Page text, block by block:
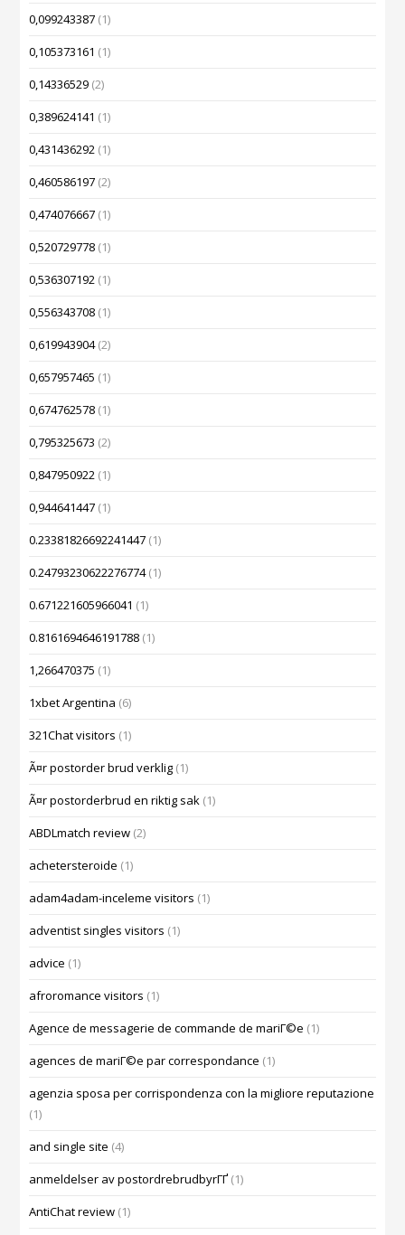
0,099243387 (1)
0,105373161 (1)
0,14336529 (2)
0,389624141 (1)
0,431436292 (1)
0,460586197 (2)
0,474076667 (1)
0,520729778 (1)
0,536307192 (1)
0,556343708 (1)
0,619943904(2)
0,657957465 (1)
0,674762578 (1)
0,795325673 (2)
0,847950922 (1)
0,944641447 (1)
0.23381826692241447 (1)
0.24793230622276774(1)
0.671221605966041 (1)
0.8161694646191788 (1)
1,266470375 (1)
1xbet Argentina (6)
321Chat visitors (1)
Ã¤r postorder brud verklig (1)
Ã¤r postorderbrud en riktig sak (1)
ABDLmatch review (2)
achetersteroide (1)
adam4adam-inceleme visitors (1)
adventist singles visitors (1)
advice (1)
afroromance visitors (1)
Agence de messagerie de commande de mariГ©e (1)
agences de mariГ©e par correspondance (1)
agenzia sposa per corrispondenza con la migliore reputazione
(1)
and single site (4)
anmeldelser av postordrebrudbyrГҐ (1)
AntiChat review (1)